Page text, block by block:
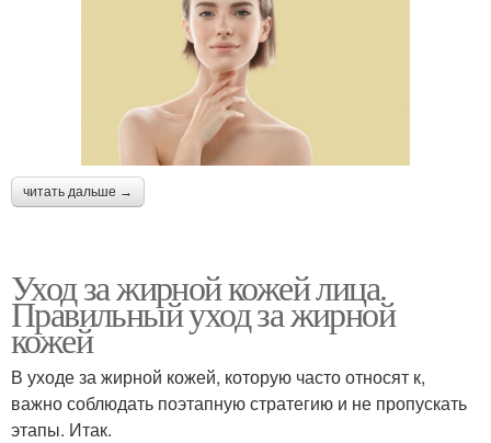
читать дальше →
Уход за жирной кожей лица.
Правильный уход за жирной
кожей
В уходе за жирной кожей, которую часто относят к,
важно соблюдать поэтапную стратегию и не пропускать
этапы. Итак.